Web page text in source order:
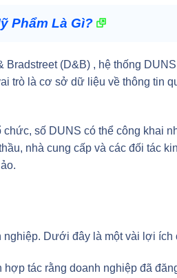
Phẩm Là Gì?
(D&B) , hệ thống
trò là cơ sở dữ liệu về thông tin
số DUNS có thể công khai
nhà cung cấp và các đối tác
Dưới đây là một vài lợi ích
tác rằng doanh nghiệp đã